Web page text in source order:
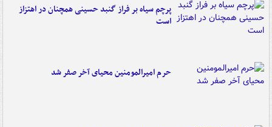
پرچم سیاه بر فراز گنبد حسینی همچنان در اهتزاز
است
حرم امیرالمومنین محیای آخر صفر شد